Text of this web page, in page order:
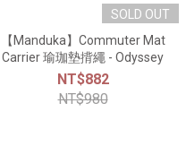
SOLD OUT
【Manduka】Commuter Mat
Carrier 瑜珈墊揹繩 - Odyssey
NT$882
NT$980